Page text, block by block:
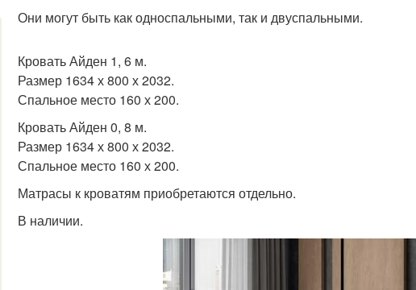
Они могут быть как односпальными, так и двуспальными.
Кровать Айден 1, 6 м.
Размер 1634 х 800 х 2032.
Спальное место 160 х 200.
Кровать Айден 0, 8 м.
Размер 1634 х 800 х 2032.
Спальное место 160 х 200.
Матрасы к кроватям приобретаются отдельно.
В наличии.